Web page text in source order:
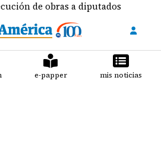
de obras a diputados
e-papper mis noticias